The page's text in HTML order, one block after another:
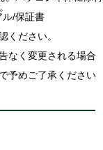
ル/保証書
ください。
なく変更される場合
予めご了承ください